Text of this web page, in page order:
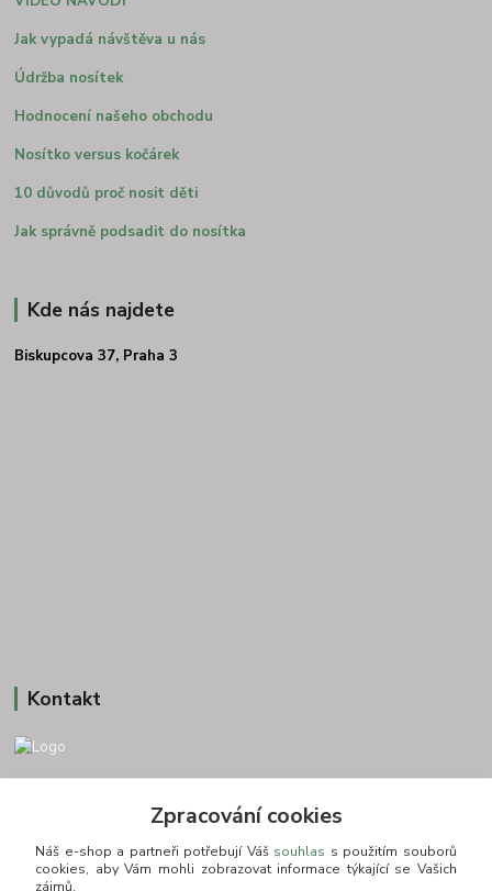
Jak vypadá návštěva u nás
Údržba nosítek
Hodnocení našeho obchodu
Nosítko versus kočárek
10 důvodů proč nosit děti
Jak správně podsadit do nosítka
Kde nás najdete
Biskupcova 37, Praha 3
Kontakt
+420 775693830
Otevírací doba: PO-PÁ: 9:00-16:00 NUTNÁ REZERVACE
info@zkusnositko.cz
Zpracování cookies
Náš e-shop a partneři potřebují Váš souhlas s použitím souborů
cookies, aby Vám mohli zobrazovat informace týkající se Vašich
zájmů.